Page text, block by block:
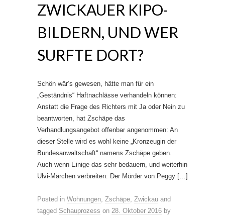
ZWICKAUER KIPO-
BILDERN, UND WER
SURFTE DORT?
Schön wär’s gewesen, hätte man für ein
„Geständnis“ Haftnachlässe verhandeln können:
Anstatt die Frage des Richters mit Ja oder Nein zu
beantworten, hat Zschäpe das
Verhandlungsangebot offenbar angenommen: An
dieser Stelle wird es wohl keine „Kronzeugin der
Bundesanwaltschaft“ namens Zschäpe geben.
Auch wenn Einige das sehr bedauern, und weiterhin
Ulvi-Märchen verbreiten: Der Mörder von Peggy […]
Posted in Wohnungen, Zschäpe, Zwickau and
tagged Schauprozess on 28. Oktober 2016 by